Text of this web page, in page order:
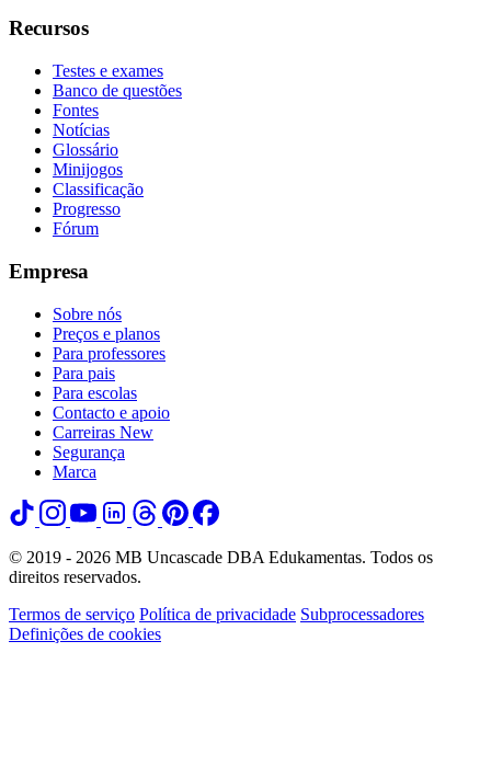
Recursos
Testes e exames
Banco de questões
Fontes
Notícias
Glossário
Minijogos
Classificação
Progresso
Fórum
Empresa
Sobre nós
Preços e planos
Para professores
Para pais
Para escolas
Contacto e apoio
Carreiras New
Segurança
Marca
© 2019 - 2026 MB Uncascade DBA Edukamentas. Todos os
direitos reservados.
Termos de serviço Política de privacidade Subprocessadores
Definições de cookies